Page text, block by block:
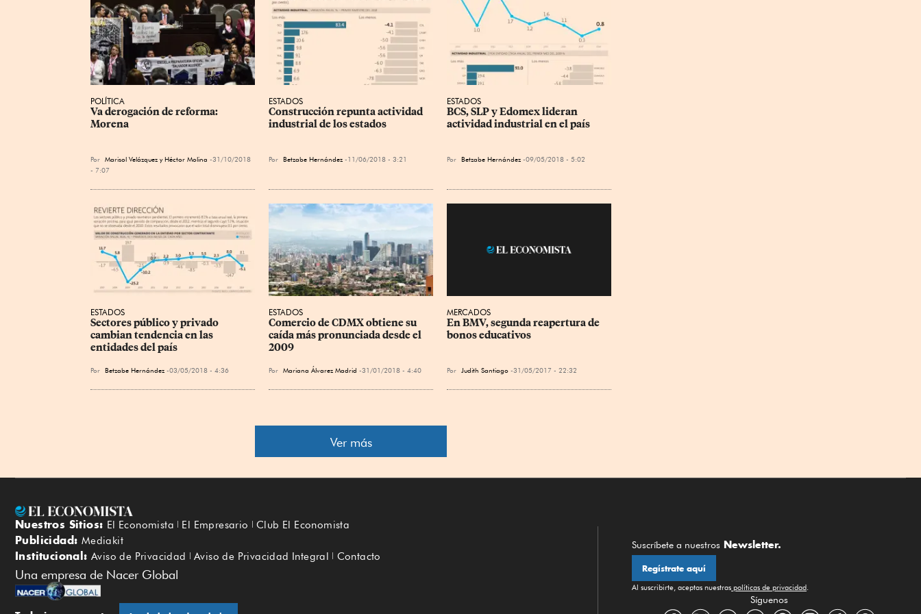
POLÍTICA
Va derogación de reforma:
Morena
Por Marisol Velázquez y Héctor Molina
31/10/2018
- 7:07
ESTADOS
Construcción repunta actividad
industrial de los estados
Por Betzabe Hernández 11/06/2018 - 3:21
ESTADOS
BCS, SLP y Edomex lideran
actividad industrial en el país
Por Betzabe Hernández 09/05/2018 - 5:02
ESTADOS
Sectores público y privado
cambian tendencia en las
entidades del país
Por Betzabe Hernández 03/05/2018 - 4:36
ESTADOS
Comercio de CDMX obtiene su
caída más pronunciada desde el
2009
Por Mariana Álvarez Madrid 31/01/2018 - 4:40
MERCADOS
En BMV, segunda reapertura de
bonos educativos
Por Judith Santiago 31/05/2017 - 22:32
Ver más
Nuestros Sitios: El Economista El Empresario Club El Economista
Publicidad: Mediakit
Institucional: Aviso de Privacidad Aviso de Privacidad Integral Contacto
Una empresa de Nacer Global
Suscríbete a nuestros Newsletter.
Regístrate aquí
Al suscribirte, aceptas nuestras políticas de privacidad.
Síguenos